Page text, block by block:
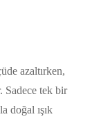
azaltırken,
Sadece tek bir
doğal ışık